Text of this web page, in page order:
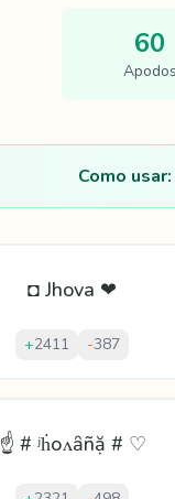
60
Apodos
Como usar:
◘ Jhova ❤
+2411 -387
☝ # ʲḣоʌȃñặ # ♡